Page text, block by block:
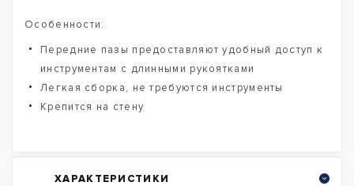
Особенности:
Передние пазы предоставляют удобный доступ к
инструментам с длинными рукоятками
Легкая сборка, не требуются инструменты
Крепится на стену
ХАРАКТЕРИСТИКИ